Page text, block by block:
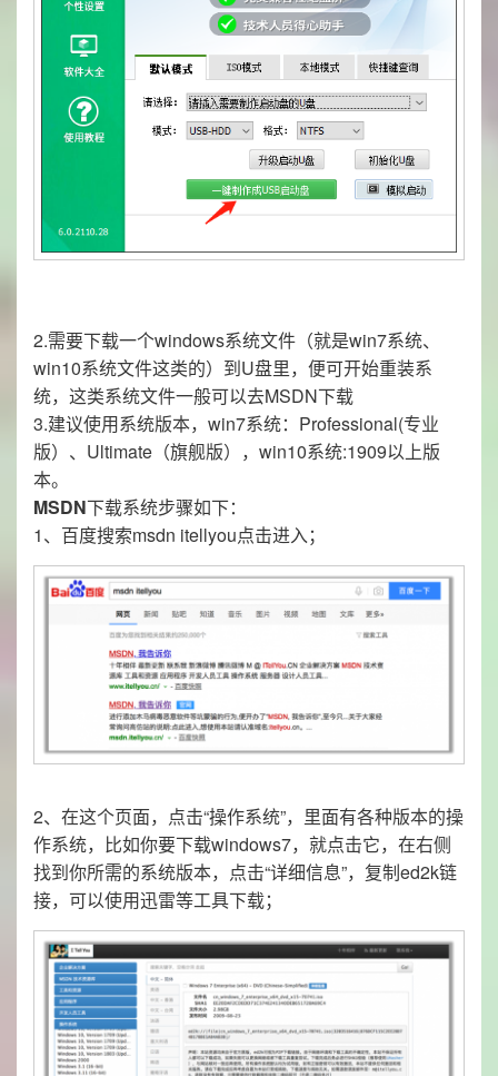
2.需要下载一个windows系统文件（就是win7系统、
win10系统文件这类的）到U盘里，便可开始重装系
统，这类系统文件一般可以去MSDN下载
3.建议使用系统版本，win7系统：Professional(专业
版）、Ultimate（旗舰版），win10系统:1909以上版
本。
MSDN下载系统步骤如下：
1、百度搜索msdn itellyou点击进入；
2、在这个页面，点击“操作系统”，里面有各种版本的操
作系统，比如你要下载windows7，就点击它，在右侧
找到你所需的系统版本，点击“详细信息”，复制ed2k链
接，可以使用迅雷等工具下载；